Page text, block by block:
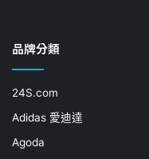
品牌分類
24S.com
Adidas 愛迪達
Agoda